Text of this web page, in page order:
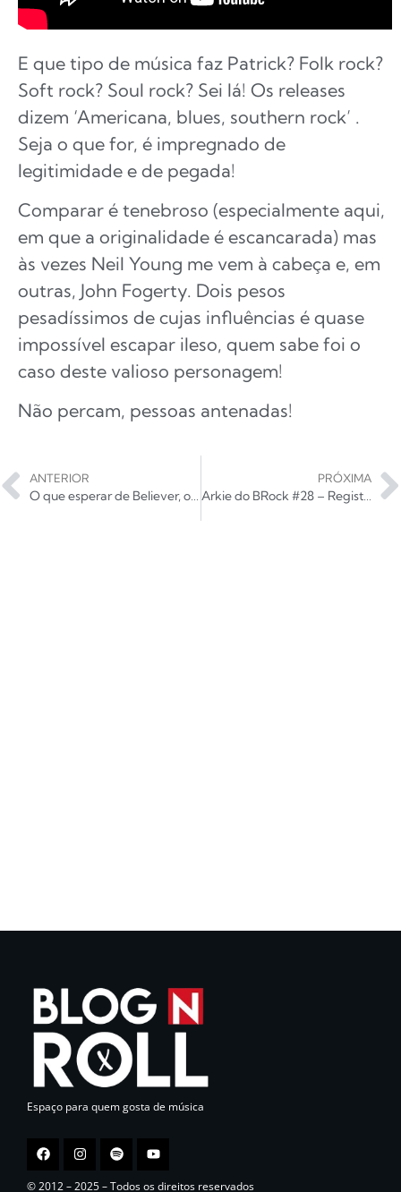
E que tipo de música faz Patrick? Folk rock?
Soft rock? Soul rock? Sei lá! Os releases
dizem ‘Americana, blues, southern rock’ .
Seja o que for, é impregnado de
legitimidade e de pegada!
Comparar é tenebroso (especialmente aqui,
em que a originalidade é escancarada) mas
às vezes Neil Young me vem à cabeça e, em
outras, John Fogerty. Dois pesos
pesadíssimos de cujas influências é quase
impossível escapar ileso, quem sabe foi o
caso deste valioso personagem!
Não percam, pessoas antenadas!
ANTERIOR
O que esperar de Believer, o novo álbum do Imagine Dragons?
PRÓXIMA
Arkie do BRock #28 – Registro singular da setentista Moto Perpétuo chega às novas gerações
Espaço para quem gosta de música
© 2012 – 2025 – Todos os direitos reservados